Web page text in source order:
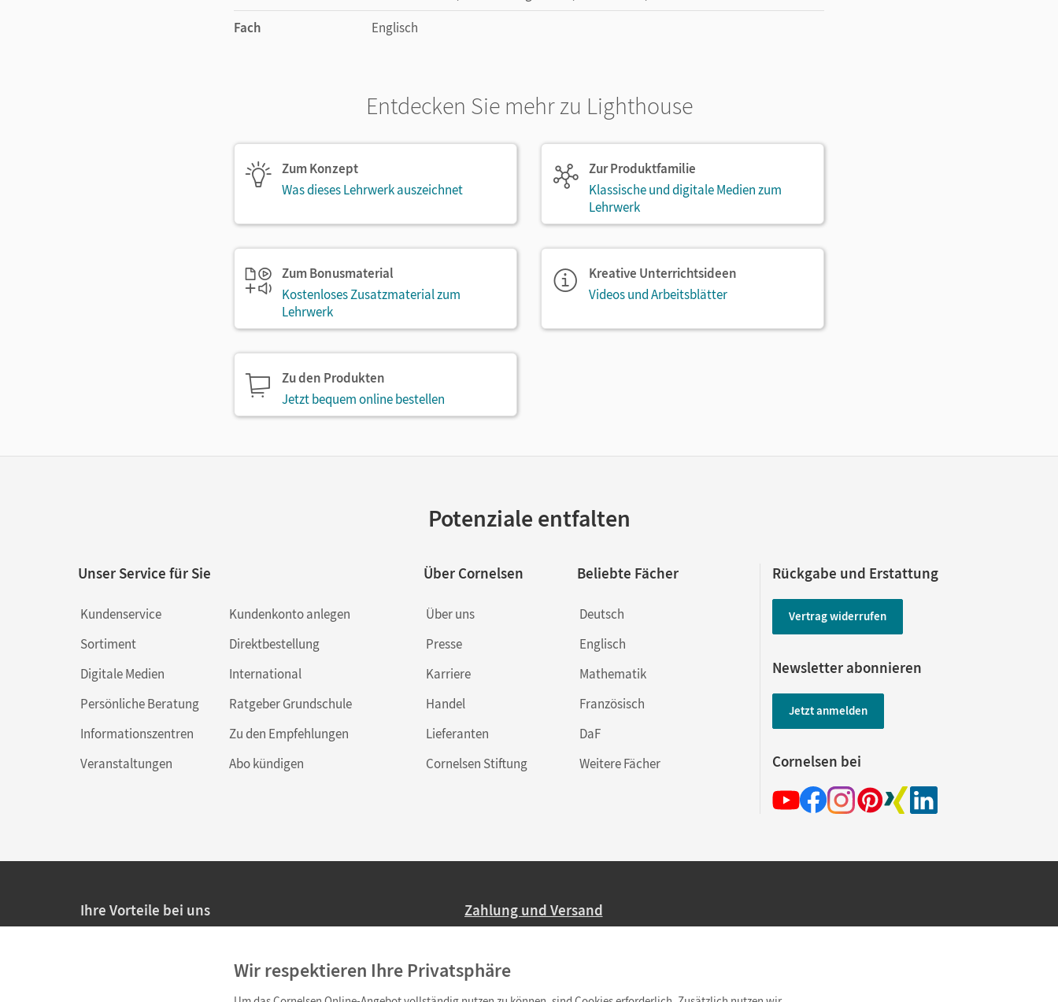
Fach
Englisch
Entdecken Sie mehr zu Lighthouse
Zum Konzept
Was dieses Lehrwerk auszeichnet
Zur Produktfamilie
Klassische und digitale Medien zum
Lehrwerk
Zum Bonusmaterial
Kostenloses Zusatzmaterial zum
Lehrwerk
Kreative Unterrichtsideen
Videos und Arbeitsblätter
Zu den Produkten
Jetzt bequem online bestellen
Potenziale entfalten
Unser Service für Sie
Kundenservice
Sortiment
Digitale Medien
Persönliche Beratung
Informationszentren
Veranstaltungen
Kundenkonto anlegen
Direktbestellung
International
Ratgeber Grundschule
Zu den Empfehlungen
Abo kündigen
Über Cornelsen
Über uns
Presse
Karriere
Handel
Lieferanten
Cornelsen Stiftung
Beliebte Fächer
Deutsch
Englisch
Mathematik
Französisch
DaF
Weitere Fächer
Rückgabe und Erstattung
Vertrag widerrufen
Newsletter abonnieren
Jetzt anmelden
Cornelsen bei
Ihre Vorteile bei uns
Persönliche Angebote für Lehrkräfte
Zahlung und Versand
Ab 59,– EUR Bestellwert liefern wir versandkostenfrei innerhalb Deutschlands
Wir respektieren Ihre Privatsphäre